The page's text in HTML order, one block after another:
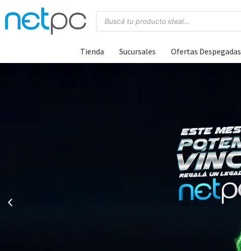
Tienda Sucursales Ofertas Despegadas